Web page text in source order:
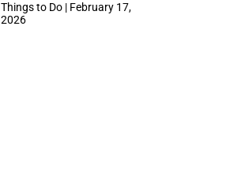
แรมคิมป์ตัน มาลัยฯ
Things to Do | February 17,
2026